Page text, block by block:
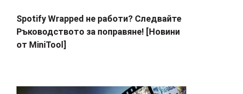
Spotify Wrapped не работи? Следвайте
Ръководството за поправяне! [Новини
от MiniTool]